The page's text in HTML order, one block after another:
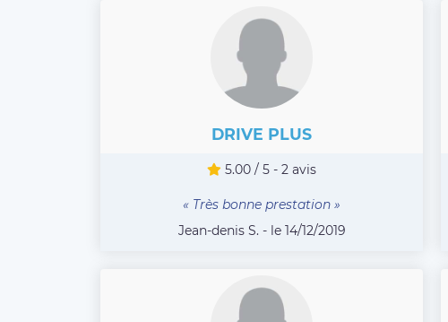
DRIVE PLUS
5.00 / 5 - 2 avis
« Très bonne prestation »
Jean-denis S. - le 14/12/2019